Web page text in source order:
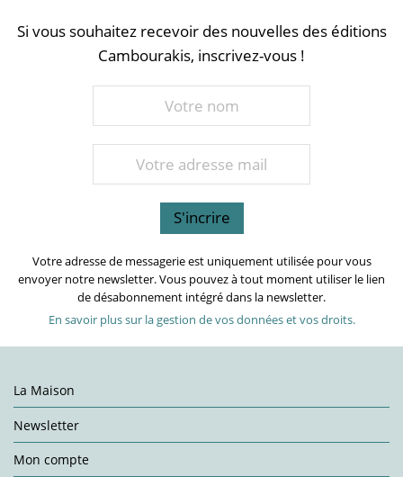
Si vous souhaitez recevoir des nouvelles des éditions
Cambourakis, inscrivez-vous !
Votre adresse de messagerie est uniquement utilisée pour vous
envoyer notre newsletter. Vous pouvez à tout moment utiliser le lien
de désabonnement intégré dans la newsletter.
En savoir plus sur la gestion de vos données et vos droits.
La Maison
Newsletter
Mon compte